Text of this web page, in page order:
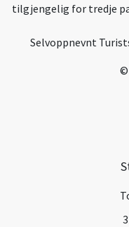
tilgjengelig for tredje
Selvoppnevnt
©